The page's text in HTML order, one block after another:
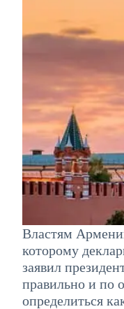
Властям
которому
заявил
правильно и по
определиться